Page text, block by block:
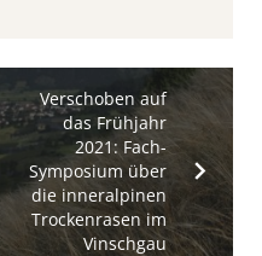
Verschoben auf
das Frühjahr
2021: Fach-
Symposium über
die inneralpinen
Trockenrasen im
Vinschgau